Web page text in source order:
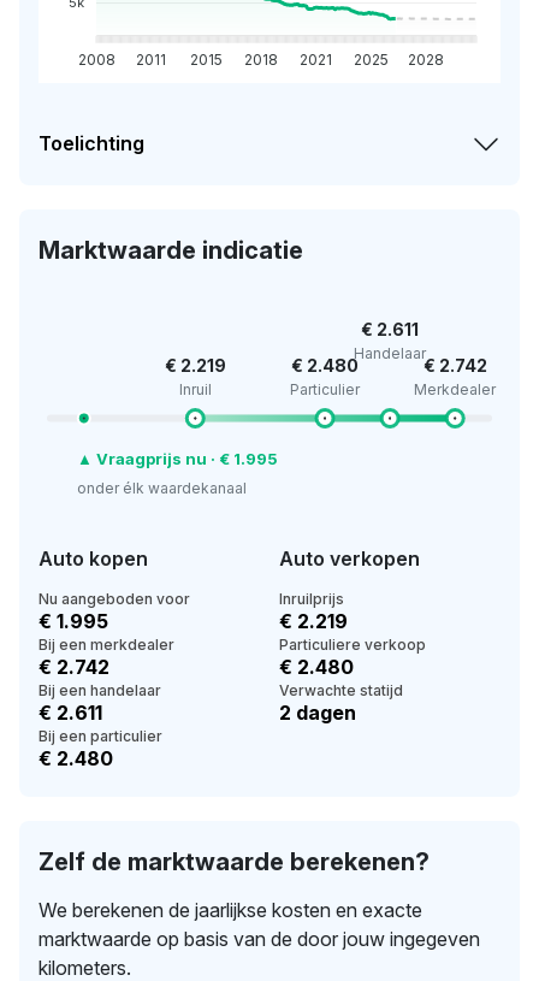
2008 2011 2015 2018 2021 2025 2028
Toelichting
Marktwaarde indicatie
€ 2.219
Inruil
€ 2.480
Particulier
€ 2.611
Handelaar
€ 2.742
Merkdealer
▲ Vraagprijs nu · € 1.995
onder élk waardekanaal
Auto kopen
Nu aangeboden voor
€ 1.995
Bij een merkdealer
€ 2.742
Bij een handelaar
€ 2.611
Bij een particulier
€ 2.480
Auto verkopen
Inruilprijs
€ 2.219
Particuliere verkoop
€ 2.480
Verwachte statijd
2 dagen
Zelf de marktwaarde berekenen?
We berekenen de jaarlijkse kosten en exacte
marktwaarde op basis van de door jouw ingegeven
kilometers.